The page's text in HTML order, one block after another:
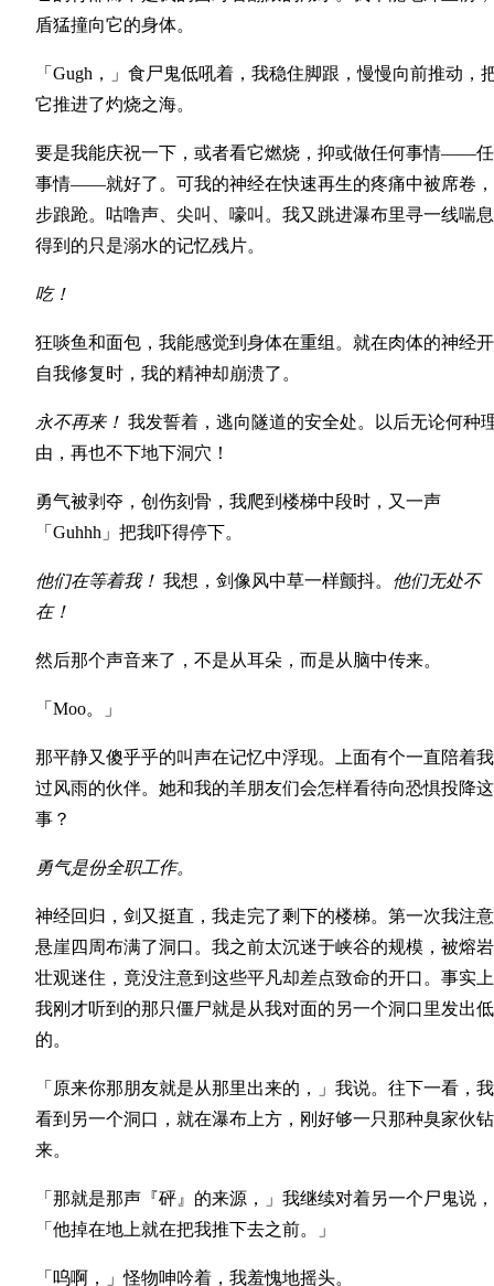
盾猛撞向它的身体。
「Gugh，」食尸鬼低吼着，我稳住脚跟，慢慢向前推动，
它推进了灼烧之海。
要是我能庆祝一下，或者看它燃烧，抑或做任何事情——
事情——就好了。可我的神经在快速再生的疼痛中被席卷
步踉跄。咕噜声、尖叫、嚎叫。我又跳进瀑布里寻一线喘
得到的只是溺水的记忆残片。
吃！
狂啖鱼和面包，我能感觉到身体在重组。就在肉体的神经
自我修复时，我的精神却崩溃了。
永不再来！ 我发誓着，逃向隧道的安全处。以后无论何种
由，再也不下地下洞穴！
勇气被剥夺，创伤刻骨，我爬到楼梯中段时，又一声
「Guhhh」把我吓得停下。
他们在等着我！ 我想，剑像风中草一样颤抖。 他们无处不
在！
然后那个声音来了，不是从耳朵，而是从脑中传来。
「Moo。」
那平静又傻乎乎的叫声在记忆中浮现。上面有个一直陪着
过风雨的伙伴。她和我的羊朋友们会怎样看待向恐惧投降
事？
勇气是份全职工作。
神经回归，剑又挺直，我走完了剩下的楼梯。第一次我注
悬崖四周布满了洞口。我之前太沉迷于峡谷的规模，被熔
壮观迷住，竟没注意到这些平凡却差点致命的开口。事实
我刚才听到的那只僵尸就是从我对面的另一个洞口里发出
的。
「原来你那朋友就是从那里出来的，」我说。往下一看，
看到另一个洞口，就在瀑布上方，刚好够一只那种臭家伙
来。
「那就是那声『砰』的来源，」我继续对着另一个尸鬼说，
「他掉在地上就在把我推下去之前。」
「呜啊，」怪物呻吟着，我羞愧地摇头。